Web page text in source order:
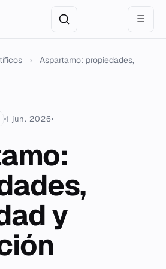
☰
›
Aspartamo: propiedades,
1 jun. 2026
y